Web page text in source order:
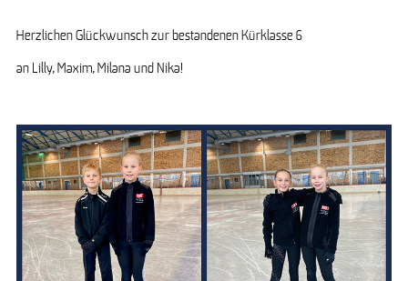
Herzlichen Glückwunsch zur bestandenen Kürklasse 6
an Lilly, Maxim, Milana und Nika!